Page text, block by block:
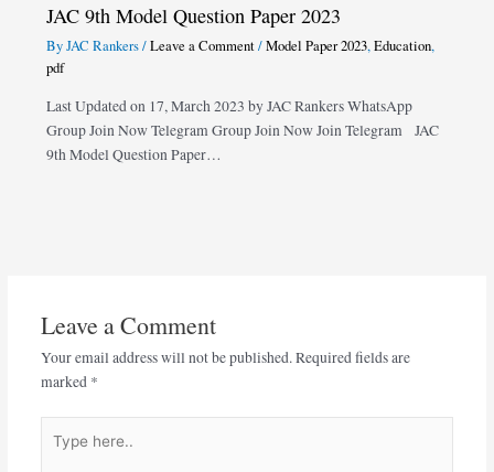
JAC 9th Model Question Paper 2023
ByJAC Rankers/Leave a Comment /Model Paper 2023,Education,
pdf
Last Updated on 17, March 2023 by JAC Rankers WhatsApp
Group Join Now Telegram Group Join Now Join Telegram JAC
9th Model Question Paper…
Leave a Comment
Your email address will not be published.Required fields are
marked *
here..